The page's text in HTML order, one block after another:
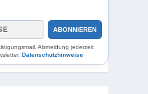
ABONNIEREN
Abmeldung jederzeit
Datenschutzhinweise